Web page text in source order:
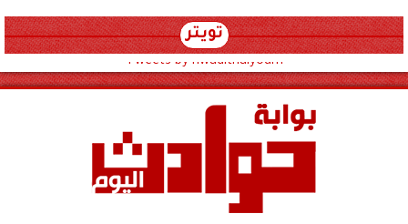
تويتر
Tweets by hwadithalyoum